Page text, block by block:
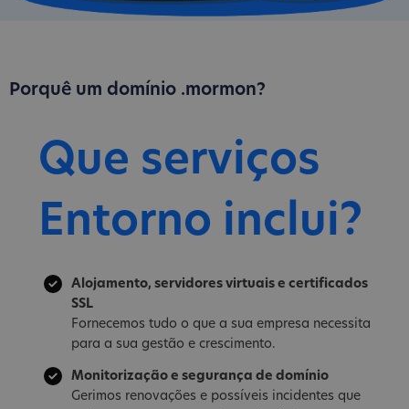
Porquê um domínio .mormon?
Que serviços
Entorno inclui?
Alojamento, servidores virtuais e certificados
SSL
Fornecemos tudo o que a sua empresa necessita
para a sua gestão e crescimento.
Monitorização e segurança de domínio
Gerimos renovações e possíveis incidentes que